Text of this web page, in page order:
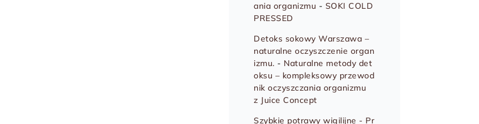
ania organizmu - SOKI COLD
PRESSED
Detoks sokowy Warszawa –
naturalne oczyszczenie organ
izmu. - Naturalne metody det
oksu – kompleksowy przewod
nik oczyszczania organizmu
z Juice Concept
Szybkie potrawy wigilijne - Pr